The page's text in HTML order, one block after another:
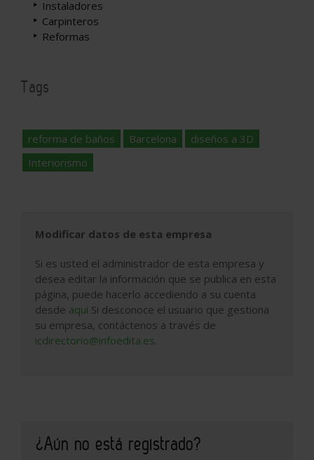
Instaladores
Carpinteros
Reformas
Tags
reforma de baños Barcelona
diseños a 3D
Interiorismo
Modificar datos de esta empresa
Si es usted el administrador de esta empresa y
desea editar la información que se publica en esta
página, puede hacerlo accediendo a su cuenta
desde aquí Si desconoce el usuario que gestiona
su empresa, contáctenos a través de
icdirectorio@infoedita.es.
¿Aún no está registrado?